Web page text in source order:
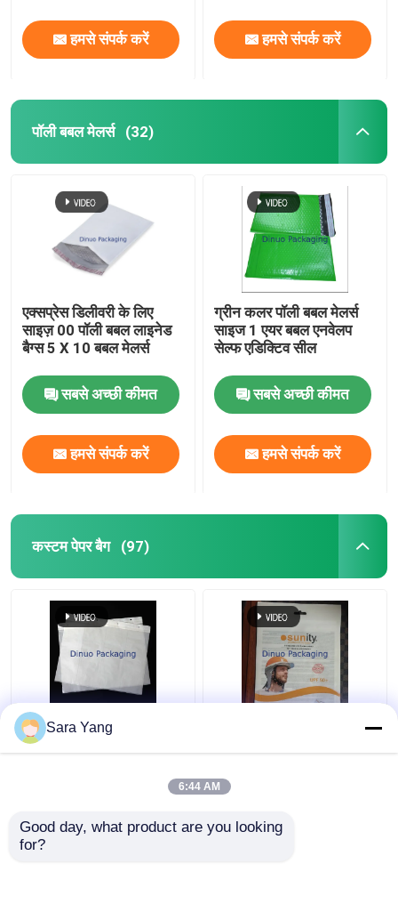
हमसे संपर्क करें हमसे संपर्क करें
पॉली बबल मेलर्स (32)
एक्सप्रेस डिलीवरी के लिए
साइज़ 00 पॉली बबल लाइनेड
बैग्स 5 X 10 बबल मेलर्स
सबसे अच्छी कीमत
हमसे संपर्क करें
ग्रीन कलर पॉली बबल मेलर्स
साइज 1 एयर बबल एनवेलप
सेल्फ एडिक्टिव सील
सबसे अच्छी कीमत
हमसे संपर्क करें
कस्टम पेपर बैग (97)
चार आयामी निरंतर ग्लासिन
पेपर बैग
Sara Yang
6:44 AM
Good day, what product are you looking
for?